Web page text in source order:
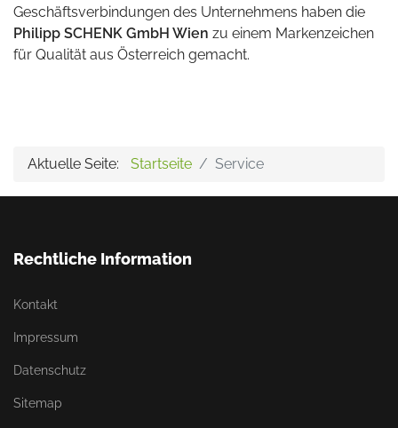
Geschäftsverbindungen des Unternehmens haben die
Philipp SCHENK GmbH Wien zu einem Markenzeichen
für Qualität aus Österreich gemacht.
Aktuelle Seite: Startseite Service
Rechtliche Information
Kontakt
Impressum
Datenschutz
Sitemap